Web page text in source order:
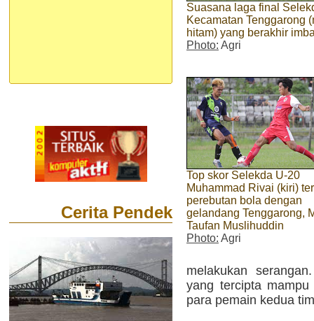
Cerita Pendek
Suasana laga final
Kecamatan Tenggarong
hitam) yang berakhir
Photo: Agri
Top skor Selekda U-20
Muhammad Rivai (kiri)
perebutan bola dengan
gelandang Tenggarong,
Taufan Muslihuddin
Photo: Agri
melakukan
yang tercipta
para pemain kedua